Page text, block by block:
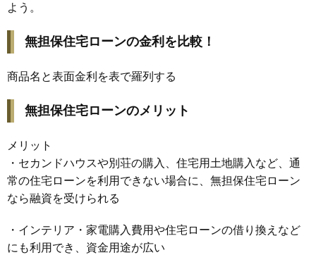
よう。
無担保住宅ローンの金利を比較！
商品名と表面金利を表で羅列する
無担保住宅ローンのメリット
メリット
・セカンドハウスや別荘の購入、住宅用土地購入など、通
常の住宅ローンを利用できない場合に、無担保住宅ローン
なら融資を受けられる
・インテリア・家電購入費用や住宅ローンの借り換えなど
にも利用でき、資金用途が広い